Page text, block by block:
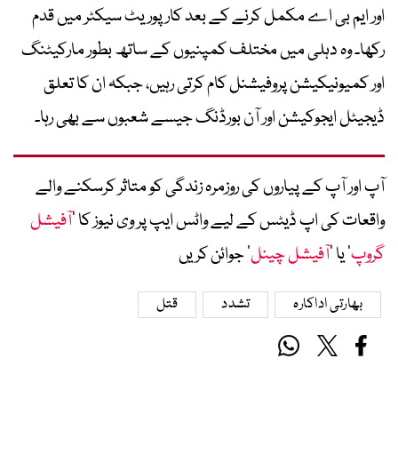
اور ایم بی اے مکمل کرنے کے بعد کارپوریٹ سیکٹر میں قدم
رکھا۔ وہ دہلی میں مختلف کمپنیوں کے ساتھ بطور مارکیٹنگ
اور کمیونیکیشن پروفیشنل کام کرتی رہیں، جبکہ ان کا تعلق
ڈیجیٹل ایجوکیشن اور آن بورڈنگ جیسے شعبوں سے بھی رہا۔
آپ اور آپ کے پیاروں کی روزمرہ زندگی کو متاثر کرسکنے والے
واقعات کی اپ ڈیٹس کے لیے واٹس ایپ پر وی نیوز کا ’آفیشل
گروپ‘ یا ’آفیشل چینل‘ جوائن کریں
بھارتی اداکارہ تشدد قتل